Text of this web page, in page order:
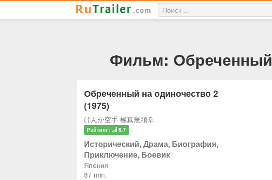
Фильм: Обреченный
Обреченный на одиночество 2
(1975)
けんか空手 極真無頼拳
Рейтинг: 6.7
Исторический, Драма, Биография,
Приключение, Боевик
Япония
87 min.